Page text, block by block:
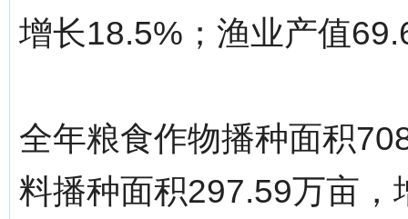
增长18.5%；渔业产值
全年粮食作物播种面积
料播种面积297.59万亩